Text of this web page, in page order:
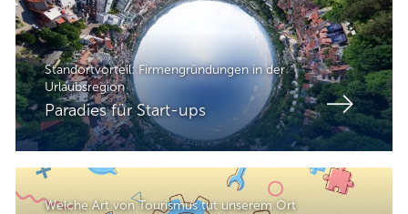
Standortvorteil: Firmengründungen in der
Urlaubsregion
Paradies für Start-ups
Welche Art von Tourismus tut unserem Ort